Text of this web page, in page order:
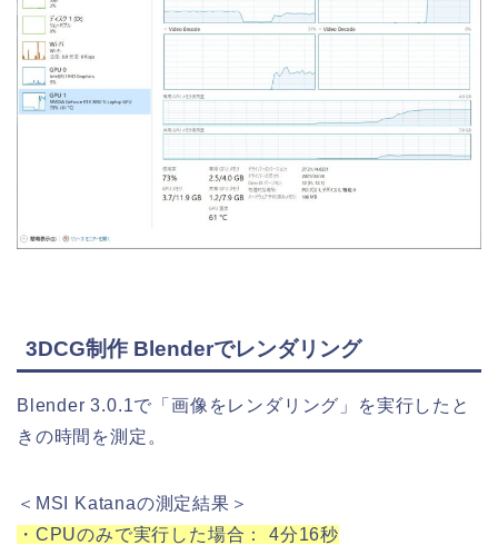
3DCG制作 Blenderでレンダリング
Blender 3.0.1で「画像をレンダリング」を実行したと
きの時間を測定。
＜MSI Katanaの測定結果＞
・CPUのみで実行した場合： 4分16秒